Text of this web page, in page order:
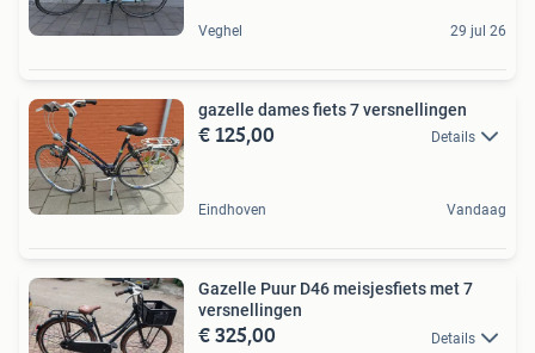
Veghel 29 jul 26
gazelle dames fiets 7 versnellingen
€ 125,00 Details
Eindhoven Vandaag
Gazelle Puur D46 meisjesfiets met 7
versnellingen
€ 325,00 Details